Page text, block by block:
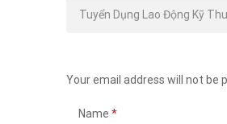
navigation
Tuyển Dụng Lao Động Kỹ
Your email address will not be
Name *